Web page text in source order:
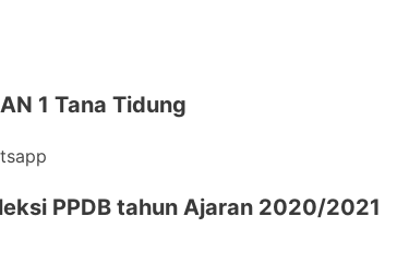
1 Tana Tidung
PPDB tahun Ajaran 2020/2021